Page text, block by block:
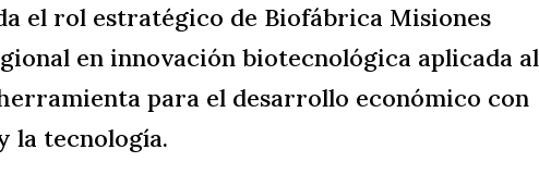
el rol estratégico de Biofábrica Misiones
en innovación biotecnológica aplicada al
para el desarrollo económico con
la tecnología.